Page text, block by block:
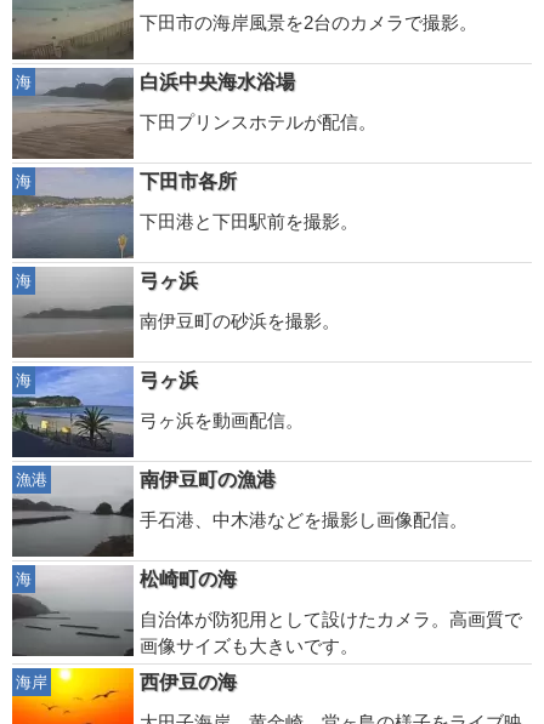
下田市の海岸風景を2台のカメラで撮影。
海
白浜中央海水浴場
下田プリンスホテルが配信。
海
下田市各所
下田港と下田駅前を撮影。
海
弓ヶ浜
南伊豆町の砂浜を撮影。
海
弓ヶ浜
弓ヶ浜を動画配信。
漁港
南伊豆町の漁港
手石港、中木港などを撮影し画像配信。
海
松崎町の海
自治体が防犯用として設けたカメラ。高画質で
画像サイズも大きいです。
海岸
西伊豆の海